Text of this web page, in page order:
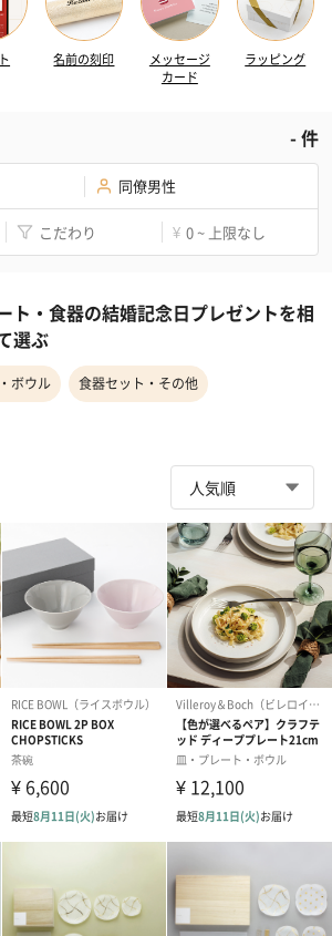
名前の刻印
メッセージ
カード
ラッピング
-件
同僚男性
こだわり ¥ 0 ~ 上限なし
ト・食器の結婚記念日プレゼントを相
選ぶ
ボウル 食器セット・その他